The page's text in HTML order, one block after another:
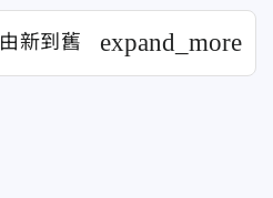
由新到舊 expand_more